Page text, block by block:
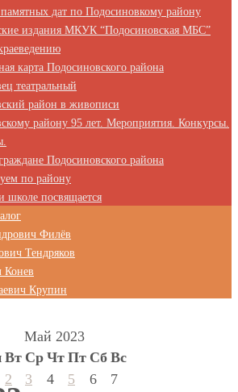
дат по Подосиновкому району
издания МКУК “Подосиновская МБС”
карта Подосиновского района
театральный
район в живописи
району 95 лет. Мероприятия. Конкурсы.
Подосиновского района
по району
школе посвящается
Филёв
Тендряков
Конев
Крупин
Май 2023
Вт Ср Чт Пт Сб Вс
2 3 4 5 6
7